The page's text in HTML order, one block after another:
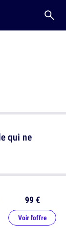
qui ne
99 €
Voir l'offre